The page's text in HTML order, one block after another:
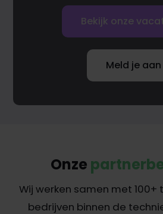
Bekijk onze
Meld je aan
Onze
Wij werken samen met
bedrijven binnen de